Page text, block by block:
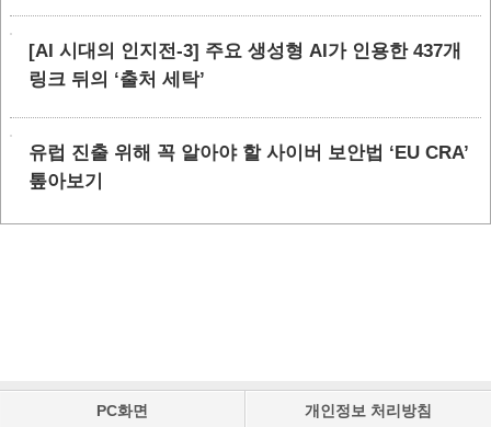
[AI 시대의 인지전-3] 주요 생성형 AI가 인용한 437개
링크 뒤의 ‘출처 세탁’
유럽 진출 위해 꼭 알아야 할 사이버 보안법 ‘EU CRA’
톺아보기
PC화면 개인정보 처리방침